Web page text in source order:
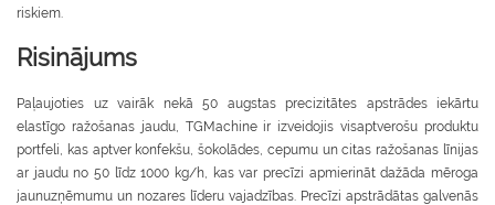
riskiem.
Risinājums
Paļaujoties uz vairāk nekā 50 augstas precizitātes apstrādes iekārtu
elastīgo ražošanas jaudu, TGMachine ir izveidojis visaptverošu produktu
portfeli, kas aptver konfekšu, šokolādes, cepumu un citas ražošanas līnijas
ar jaudu no 50 līdz 1000 kg/h, kas var precīzi apmierināt dažāda mēroga
jaunuzņēmumu un nozares līderu vajadzības. Precīzi apstrādātas galvenās